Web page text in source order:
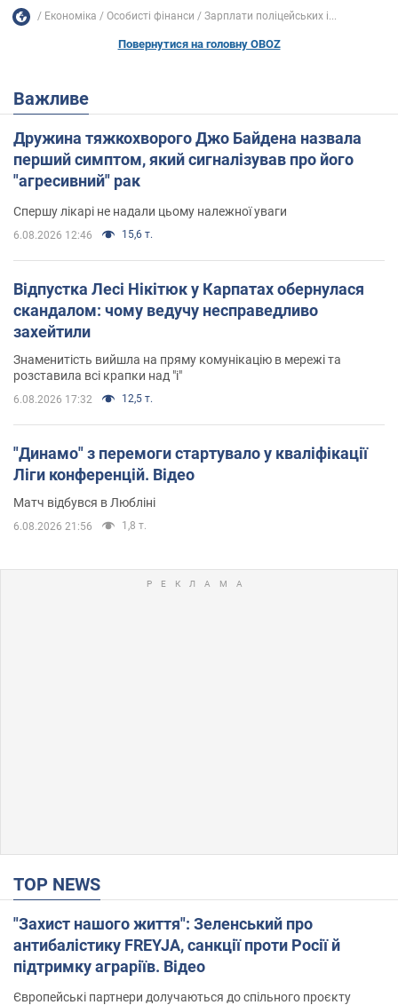
Економіка Особисті фінанси Зарплати поліцейських і...
Повернутися на головну OBOZ
Важливе
Дружина тяжкохворого Джо Байдена назвала
перший симптом, який сигналізував про його
"агресивний" рак
Спершу лікарі не надали цьому належної уваги
6.08.2026 12:46 15,6 т.
Відпустка Лесі Нікітюк у Карпатах обернулася
скандалом: чому ведучу несправедливо
захейтили
Знаменитість вийшла на пряму комунікацію в мережі та
розставила всі крапки над "і"
6.08.2026 17:32 12,5 т.
"Динамо" з перемоги стартувало у кваліфікації
Ліги конференцій. Відео
Матч відбувся в Любліні
6.08.2026 21:56 1,8 т.
TOP NEWS
"Захист нашого життя": Зеленський про
антибалістику FREYJA, санкції проти Росії й
підтримку аграріїв. Відео
Європейські партнери долучаються до спільного проєкту